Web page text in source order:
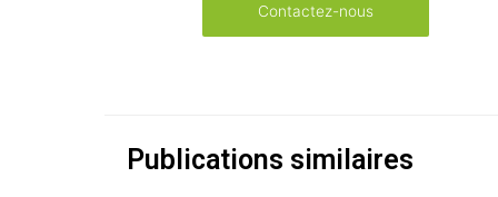
Contactez-nous
Publications similaires